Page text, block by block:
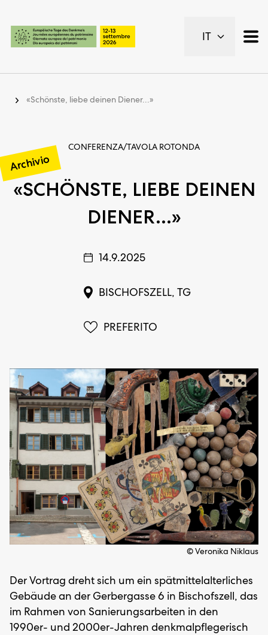
Pagine importanti
Pagina iniziale
Contenuto
Piano del sito
IT
«Schönste, liebe deinen Diener...»
CONFERENZA/TAVOLA ROTONDA
Archivio
«SCHÖNSTE, LIEBE DEINEN
DIENER...»
14.9.2025
BISCHOFSZELL, TG
PREFERITO
© Veronika Niklaus
Der Vortrag dreht sich um ein spätmittelalterliches
Gebäude an der Gerbergasse 6 in Bischofszell, das
im Rahmen von Sanierungsarbeiten in den
1990er- und 2000er-Jahren denkmalpflegerisch